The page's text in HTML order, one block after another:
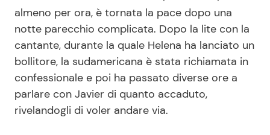
Salute
Viaggi e Turismo
Festività
Ricette Facili e Veloci
Ricette Feste
Ricette per Bambini
almeno per ora, è tornata la pace dopo una
notte parecchio complicata. Dopo la lite con la
cantante, durante la quale Helena ha lanciato un
bollitore, la sudamericana è stata richiamata in
confessionale e poi ha passato diverse ore a
parlare con Javier di quanto accaduto,
rivelandogli di voler andare via.